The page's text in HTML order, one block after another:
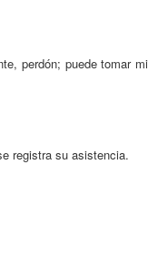
perdón; puede tomar mi
registra su asistencia.